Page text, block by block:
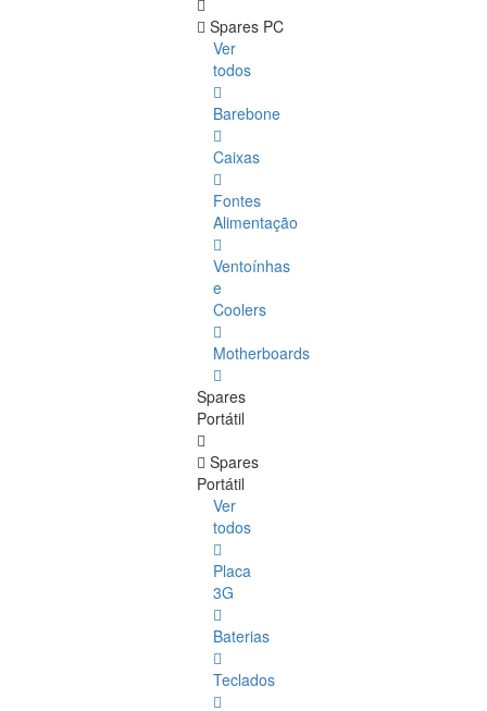
Spares PC
Ver
todos
Barebone
Caixas
Fontes
Alimentação
Ventoínhas
e
Coolers
Motherboards
Spares
Portátil
Spares
Portátil
Ver
todos
Placa
3G
Baterias
Teclados